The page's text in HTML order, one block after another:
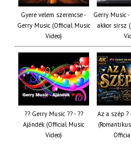
Gyere velem szerencse -
Gerry Music (Official Music
Video)
Gerry Music -
akkor sírsz
?? Gerry Music ?? - ??
Ajándék (Official Music
Video)
Az a szép ?